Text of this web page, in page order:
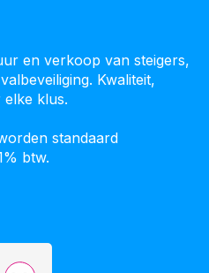
en verkoop van steigers,
Kwaliteit,
elke klus.
standaard
btw.